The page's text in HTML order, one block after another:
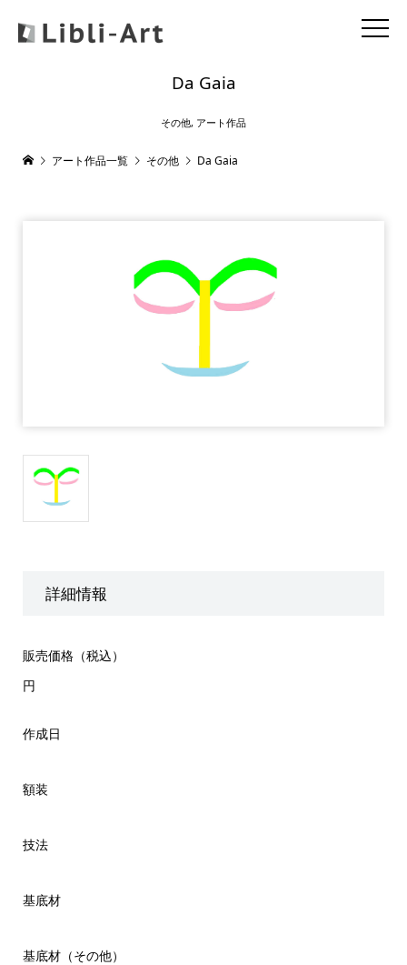
Da Gaia
その他, アート作品
アート作品一覧 その他 Da Gaia
詳細情報
販売価格（税込）
円
作成日
額装
技法
基底材
基底材（その他）